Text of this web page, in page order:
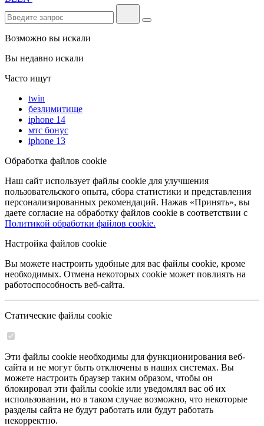
Возможно вы искали
Вы недавно искали
Часто ищут
twin
безлимитище
iphone 14
мтс бонус
iphone 13
Обработка файлов cookie
Наш сайт использует файлы cookie для улучшения
пользовательского опыта, сбора статистики и представления
персонализированных рекомендаций. Нажав «Принять», вы
даете согласие на обработку файлов cookie в соответствии с
Политикой обработки файлов cookie.
Настройка файлов cookie
Вы можете настроить удобные для вас файлы cookie, кроме
необходимых. Отмена некоторых cookie может повлиять на
работоспособность веб-сайта.
Статические файлы cookie
Эти файлы cookie необходимы для функционирования веб-
сайта и не могут быть отключены в наших системах. Вы
можете настроить браузер таким образом, чтобы он
блокировал эти файлы cookie или уведомлял вас об их
использовании, но в таком случае возможно, что некоторые
разделы сайта не будут работать или будут работать
некорректно.